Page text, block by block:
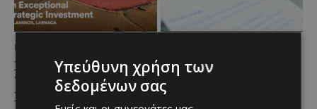
ΜΈΝΟΥΜΕ ΕΝΗΜΕΡΩΜΈΝΟΙ
Εμβληματική
Τουριστική Έκταση στην
Παραλιακή Ζώνη
Επένδυση €31 εκατ. για
εκσυγχρονισμό των
Υπηρεσιών Κοινωνικής
Υπεύθυνη χρήση των
δεδομένων σας